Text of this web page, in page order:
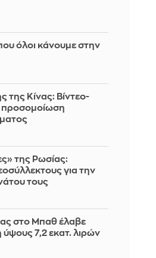
όλοι κάνουμε στην
της Κίνας: Βίντεο-
προσομοίωση
της Ρωσίας:
για την
τους
στο Μπαθ έλαβε
7,2 εκατ. λιρών